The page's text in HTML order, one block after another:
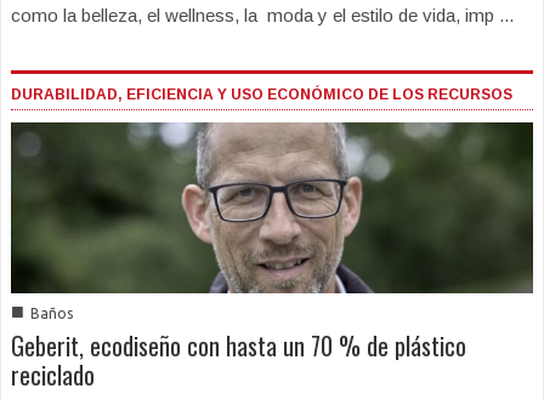
como la belleza, el wellness, la moda y el estilo de vida, imp ...
DURABILIDAD, EFICIENCIA Y USO ECONÓMICO DE LOS RECURSOS
■ Baños
Geberit, ecodiseño con hasta un 70 % de plástico
reciclado